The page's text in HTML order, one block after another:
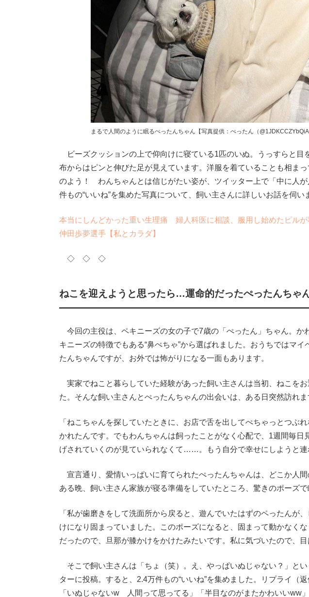
まるで人間のように眠るぺったんちゃん【写真提供：ぺったん（
ビーズクッションの上で仰向けに寝ている1匹のいぬ。うっすらと目
布からはピンと伸びた足が見えています。洋服を着ていることも相ま
のよう！ わんちゃんとは信じがたい姿が、ツイッター上で「中に人
件もの“いいね”を集めた写真について、飼い主さんに詳しいお話を伺い
本当にしんどかった重い生理痛 婦人科医に相談、服用し始めたピル
仲田歩夢選手【私とカラダ】
◇ ◇ ◇
ねこを迎えようと思ったら…運命的だったぺったんちゃ
今回の主役は、ペキニーズの女の子で7歳の「ぺったん」ちゃん。か
キニーズの特徴でもある“鼻ぺちゃ”から選ばれました。おうちではマ
たんちゃんですが、お外では怖がりになる一面もあります。
実家でねこと暮らしていた経験があった飼い主さんは当初、ねこを
た。そんな飼い主さんとぺったんちゃんの出会いは、ある日突然訪れま
「ねこちゃんを探していたときに、お店で舌を出してぺちゃっとつぶ
かれたんです。でもわんちゃんは飼ったことがなく心配で、1週間毎日
げされていくのが見ていられなくて……。もう自分で幸せにしようと連
宣言通り、愛情いっぱいに育てられたぺったんちゃんは、どこか人間
ある晩、飼い主さん家族が寝る準備をしていたところ、驚きのポーズで
「私が歯磨きをして洗面所から戻ると、遊んでいたはずのペったんが
けになり固まっていました。このポーズになると、固まって動かなく
だったので、旦那が膝かけをかけたみたいです。私に気づいたので、目
そこで飼い主さんは「ちょ（笑）。え、やっぱいぬじゃない？」と
ターに投稿。すると、2.4万件もの“いいね”を集めました。リプライ（
「いぬじゃないw 人間って思ってる」「半目なのがまたかわいいww